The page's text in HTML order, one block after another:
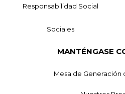
Responsabilidad Social
Sociales
MANTÉNGASE
Mesa de Generación